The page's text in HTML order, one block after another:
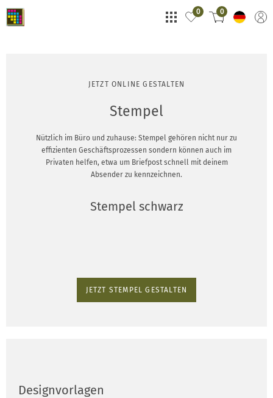
0 0
JETZT ONLINE GESTALTEN
Stempel
Nützlich im Büro und zuhause: Stempel gehören nicht nur zu
effizienten Geschäftsprozessen sondern können auch im
Privaten helfen, etwa um Briefpost schnell mit deinem
Absender zu kennzeichnen.
Stempel schwarz
JETZT STEMPEL GESTALTEN
Designvorlagen